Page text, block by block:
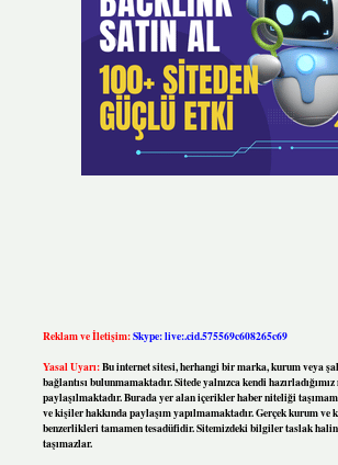
Reklam ve İletişim:Skype: live:.cid.575569c608265c69
Yasal Uyarı:Bu internet sitesi, herhangi bir marka, kurum veya
bağlantısı bulunmamaktadır. Sitede yalnızca kendi
paylaşılmaktadır. Burada yer alan içerikler haber niteliği
ve kişiler hakkında paylaşım yapılmamaktadır. Gerçek kurum
benzerlikleri tamamen tesadüfidir. Sitemizdeki bilgiler taslak
taşımazlar.